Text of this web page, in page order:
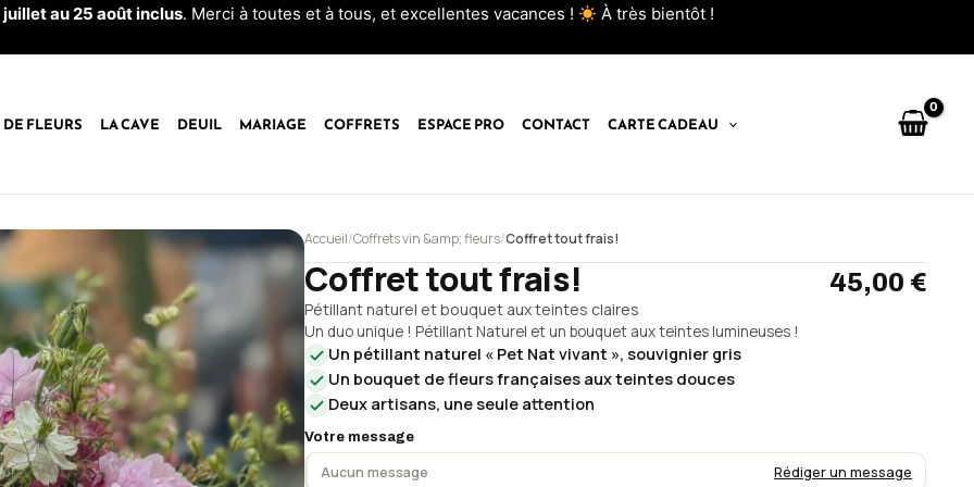
juillet au 25 août inclus. Merci à toutes et à tous, et excellentes vacances ! À très bientôt !
FLEURS LA CAVE DEUIL MARIAGE COFFRETS ESPACE PRO CONTACT CARTE CADEAU
Accueil/Coffrets vin &amp; fleurs/Coffret tout frais!
Coffret tout frais! 45,00 €
Pétillant naturel et bouquet aux teintes claires
Un duo unique ! Pétillant Naturel et un bouquet aux teintes lumineuses !
Un pétillant naturel « Pet Nat vivant », souvignier gris
Un bouquet de fleurs françaises aux teintes douces
Deux artisans, une seule attention
Votre message
Aucun message
Rédiger un message
quantité
de
Coffret
tout
frais!